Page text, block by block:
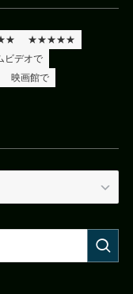
★★★★★
ビデオで
映画館で